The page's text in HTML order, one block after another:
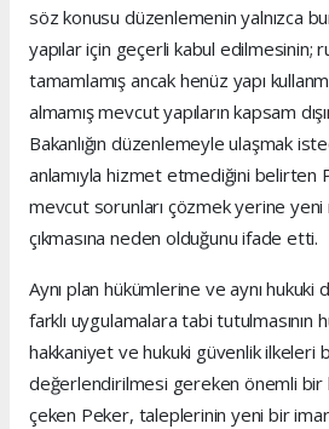
söz konusu düzenlemenin yalnızca
yapılar için geçerli kabul edilmesinin;
tamamlamış ancak henüz yapı
almamış mevcut yapıların kapsam
Bakanlığın düzenlemeyle ulaşmak
anlamıyla hizmet etmediğini belirten
mevcut sorunları çözmek yerine
çıkmasına neden olduğunu ifade etti.
Aynı plan hükümlerine ve aynı hukuki
farklı uygulamalara tabi tutulmasının
hakkaniyet ve hukuki güvenlik ilkeleri
değerlendirilmesi gereken önemli bir
çeken Peker, taleplerinin yeni bir